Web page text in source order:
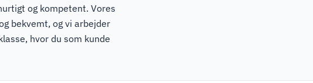
og kompetent. Vores
bekvemt, og vi arbejder
hvor du som kunde